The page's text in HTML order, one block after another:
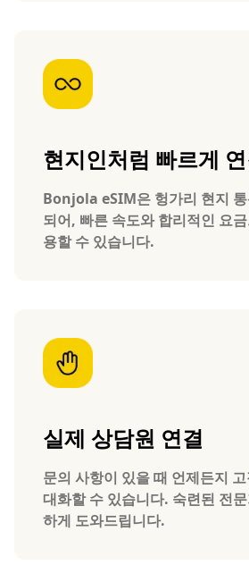
현지인처럼 빠르게
Bonjola eSIM은 헝가리 현지 통
되어, 빠른 속도와 합리적인 요
용할 수 있습니다.
실제 상담원 연결
문의 사항이 있을 때 언제든지
대화할 수 있습니다. 숙련된 전
하게 도와드립니다.